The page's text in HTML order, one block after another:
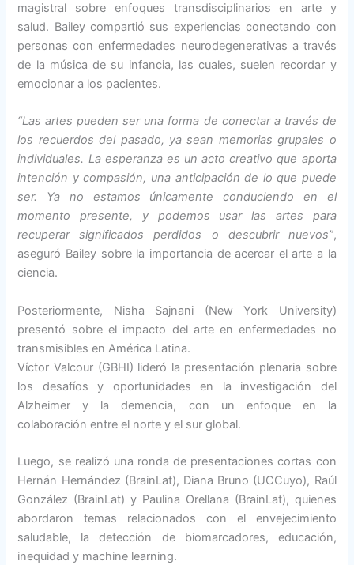
magistral sobre enfoques transdisciplinarios en arte y
salud. Bailey compartió sus experiencias conectando con
personas con enfermedades neurodegenerativas a través
de la música de su infancia, las cuales, suelen recordar y
emocionar a los pacientes.
“Las artes pueden ser una forma de conectar a través de
los recuerdos del pasado, ya sean memorias grupales o
individuales. La esperanza es un acto creativo que aporta
intención y compasión, una anticipación de lo que puede
ser. Ya no estamos únicamente conduciendo en el
momento presente, y podemos usar las artes para
recuperar significados perdidos o descubrir nuevos”,
aseguró Bailey sobre la importancia de acercar el arte a la
ciencia.
Posteriormente, Nisha Sajnani (New York University)
presentó sobre el impacto del arte en enfermedades no
transmisibles en América Latina.
Víctor Valcour (GBHI) lideró la presentación plenaria sobre
los desafíos y oportunidades en la investigación del
Alzheimer y la demencia, con un enfoque en la
colaboración entre el norte y el sur global.
Luego, se realizó una ronda de presentaciones cortas con
Hernán Hernández (BrainLat), Diana Bruno (UCCuyo), Raúl
González (BrainLat) y Paulina Orellana (BrainLat), quienes
abordaron temas relacionados con el envejecimiento
saludable, la detección de biomarcadores, educación,
inequidad y machine learning.